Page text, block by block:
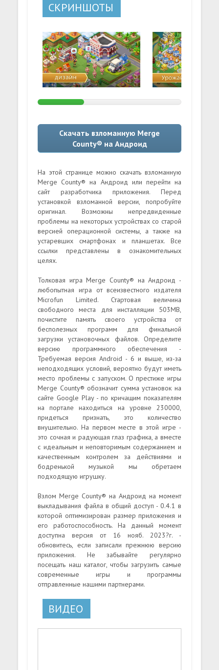
СКРИНШОТЫ
Скачать взломанную Merge
County® на Андроид
На этой странице можно скачать взломанную
Merge County® на Андроид или перейти на
сайт разработчика приложения. Перед
установкой взломанной версии, попробуйте
оригинал. Возможны непредвиденные
проблемы на некоторых устройствах со старой
версией операционной системы, а также на
устаревших смартфонах и планшетах. Все
ссылки представлены в ознакомительных
целях.
Толковая игра Merge County® на Андроид -
любопытная игра от всеизвестного издателя
Microfun Limited. Стартовая величина
свободного места для инсталляции 503MB,
почистите память своего устройства от
бесполезных программ для финальной
загрузки установочных файлов. Определите
версию программного обеспечения -
Требуемая версия Android - 6 и выше, из-за
неподходящих условий, вероятно будут иметь
место проблемы с запуском. О престиже игры
Merge County® обозначит сумма установок на
сайте Google Play - по кричащим показателям
на портале находиться на уровне 230000,
придеться признать, это количество
внушительно. На первом месте в этой игре -
это сочная и радующая глаз графика, а вместе
с идеальным и неповторимым содержанием и
качественным контролем за действиями и
бодренькой музыкой мы обретаем
подходящую игрушку.
Взлом Merge County® на Андроид на момент
выкладывания файла в общий доступ - 0.4.1 в
которой оптимизирован размер приложения и
его работоспособность. На данный момент
доступна версия от 16 нояб. 2023?г. -
обновитесь, если записали прежнюю версию
приложения. Не забывайте регулярно
посещать наш каталог, чтобы загрузить самые
современные игры и программы
отправленные нашими партнерами.
ВИДЕО